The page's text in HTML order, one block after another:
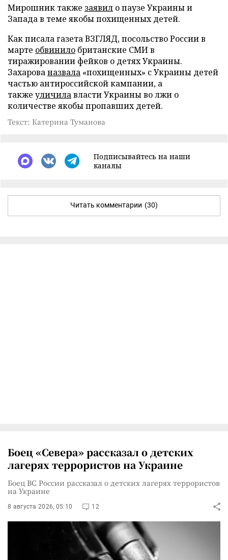
Мирошник также заявил о паузе Украины и
Запада в теме якобы похищенных детей.
Как писала газета ВЗГЛЯД, посольство России в
марте обвинило британские СМИ в
тиражировании фейков о детях Украины.
Захарованазвала «похищенных» с Украины детей
частью антироссийской кампании, а
также уличилавласти Украины во лжи о
количестве якобы пропавших детей.
Текст: Катерина Туманова
Подписывайтесь на наши
каналы
Читать комментарии (30)
Боец «Севера» рассказал о детских
лагерях террористов на Украине
Боец ВС России рассказал о детских лагерях террористов
на Украине
8 августа 2026, 05:10 12